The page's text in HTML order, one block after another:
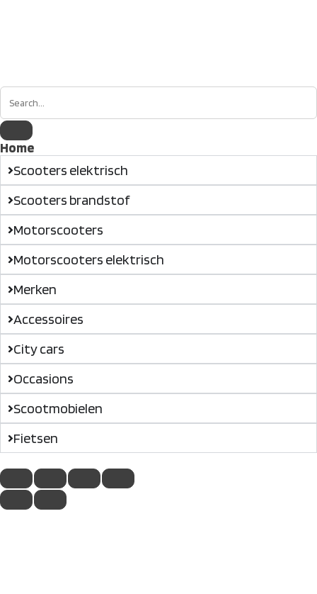
Home
Scooters elektrisch
Scooters brandstof
Motorscooters
Motorscooters elektrisch
Merken
Accessoires
City cars
Occasions
Scootmobielen
Fietsen